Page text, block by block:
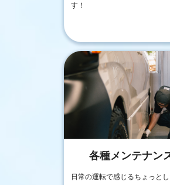
す！
各種メンテナン
日常の運転で感じるちょっと